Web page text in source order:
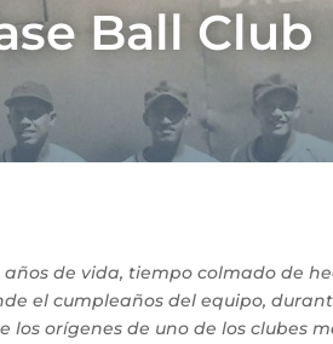
Ball Club
de vida, tiempo colmado de
el cumpleaños del equipo,
orígenes de uno de los clubes